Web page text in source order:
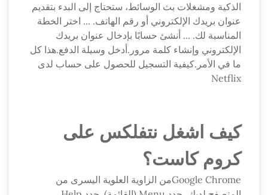
الذكية ومشغلات بث الوسائط، ستحتاج إلى البدء بتقديم
عنوان بريدك الإلكتروني أو رقم الهاتف. ... اختر الخطة
المناسبة لك. ... أنشئ حسابًا بإدخال عنوان بريدك
الإلكتروني وإنشاء كلمة مرور.أدخل وسيلة الدفع.هذا كل
ما في الأمر.كيفية التسجيل للحصول على حساب لدى
Netflix
كيف اشغل نتفلكس على
كروم كاست؟
Google Chromeمن الزاوية العلوية اليسرى من